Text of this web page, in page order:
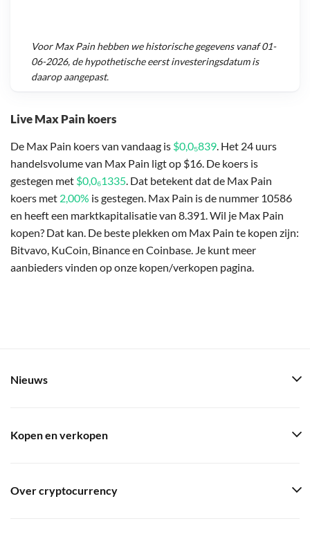
Live Max Pain koers
De Max Pain koers van vandaag is $0,0₅839. Het 24 uurs
handelsvolume van Max Pain ligt op $16. De koers is
gestegen met $0,0₆1335. Dat betekent dat de Max Pain
koers met 2,00% is gestegen. Max Pain is de nummer 10586
en heeft een marktkapitalisatie van 8.391. Wil je Max Pain
kopen? Dat kan. De beste plekken om Max Pain te kopen zijn:
Bitvavo, KuCoin, Binance en Coinbase. Je kunt meer
aanbieders vinden op onze kopen/verkopen pagina.
VoorMax Painhebben we historische gegevens vanaf01-
06-2026, de hypothetische eerst investeringsdatum is
daarop aangepast.
Nieuws
Kopen en verkopen
Over cryptocurrency